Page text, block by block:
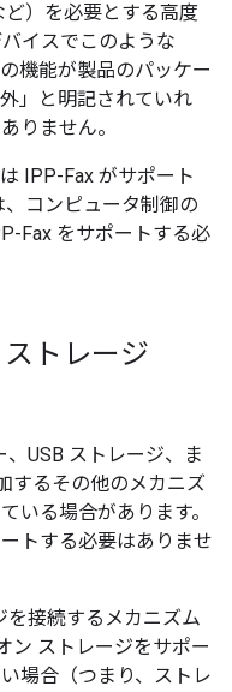
）を必要とする高度
イスでこのような
機能が製品のパッケー
」と明記されていれ
りません。
IPP-Fax がサポート
コンピュータ制御の
Fax をサポートする必
トレージ
USB ストレージ、ま
するその他のメカニズ
いる場合があります。
トする必要はありませ
を接続するメカニズム
ン ストレージをサポー
場合（つまり、ストレ